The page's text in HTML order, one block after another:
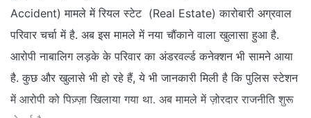
Accident) मामले में रियल स्टेट (Real Estate) कारोबारी अग्रवाल
परिवार चर्चा में है. अब इस मामले में नया चौंकाने वाला खुलासा हुआ है.
आरोपी नाबालिग लड़के के परिवार का अंडरवर्ल्ड कनेक्शन भी सामने आया
है. कुछ और खुलासे भी हो रहे हैं, ये भी जानकारी मिली है कि पुलिस स्टेशन
में आरोपी को पिज़्ज़ा खिलाया गया था. अब मामले में ज़ोरदार राजनीति शुरू